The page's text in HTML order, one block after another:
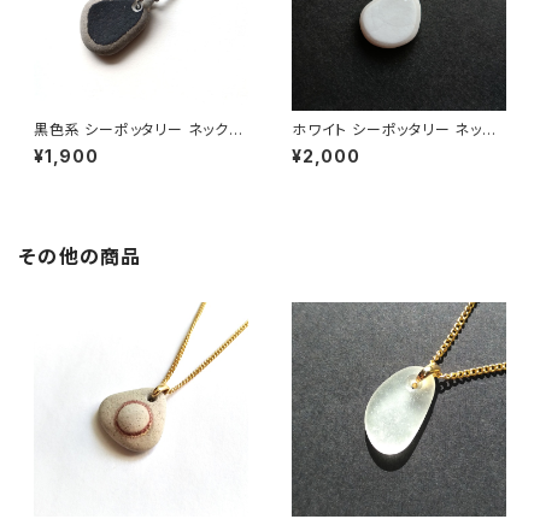
黒色系 シーポッタリー ネックレ
ス PN-24
¥1,900
ホワイト シーポッタリー ネック
レス PN-23
¥2,000
その他の商品